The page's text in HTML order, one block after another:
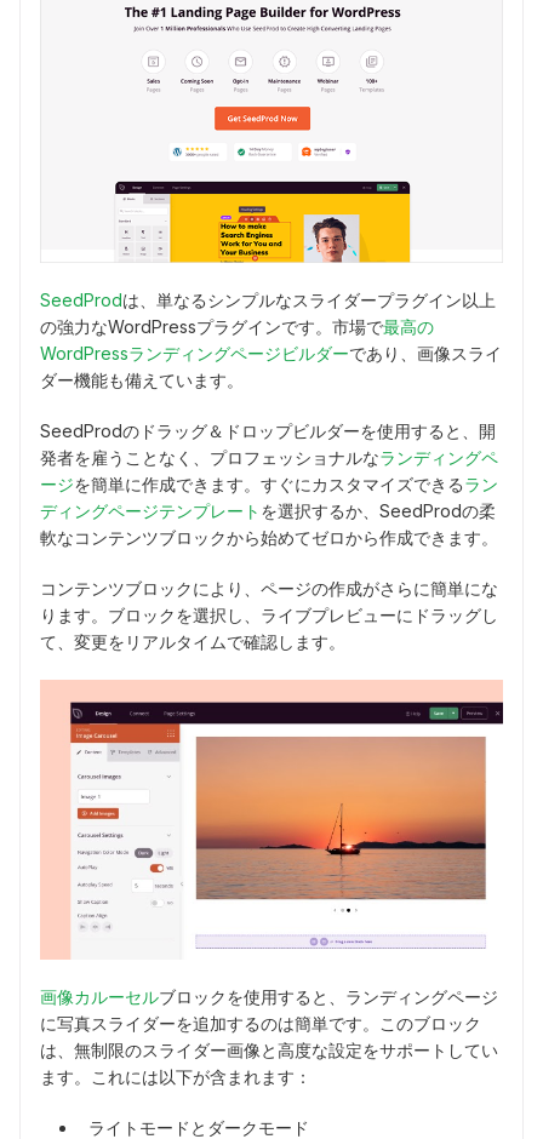
SeedProdは、単なるシンプルなスライダープラグイン以上
の強力なWordPressプラグインです。市場で最高の
WordPressランディングページビルダーであり、画像スライ
ダー機能も備えています。
SeedProdのドラッグ＆ドロップビルダーを使用すると、開
発者を雇うことなく、プロフェッショナルなランディングペ
ージを簡単に作成できます。すぐにカスタマイズできるラン
ディングページテンプレート を選択するか、SeedProdの柔
軟なコンテンツブロックから始めてゼロから作成できます。
コンテンツブロックにより、ページの作成がさらに簡単にな
ります。ブロックを選択し、ライブプレビューにドラッグし
て、変更をリアルタイムで確認します。
画像カルーセルブロックを使用すると、ランディングページ
に写真スライダーを追加するのは簡単です。このブロック
は、無制限のスライダー画像と高度な設定をサポートしてい
ます。これには以下が含まれます：
ライトモードとダークモード